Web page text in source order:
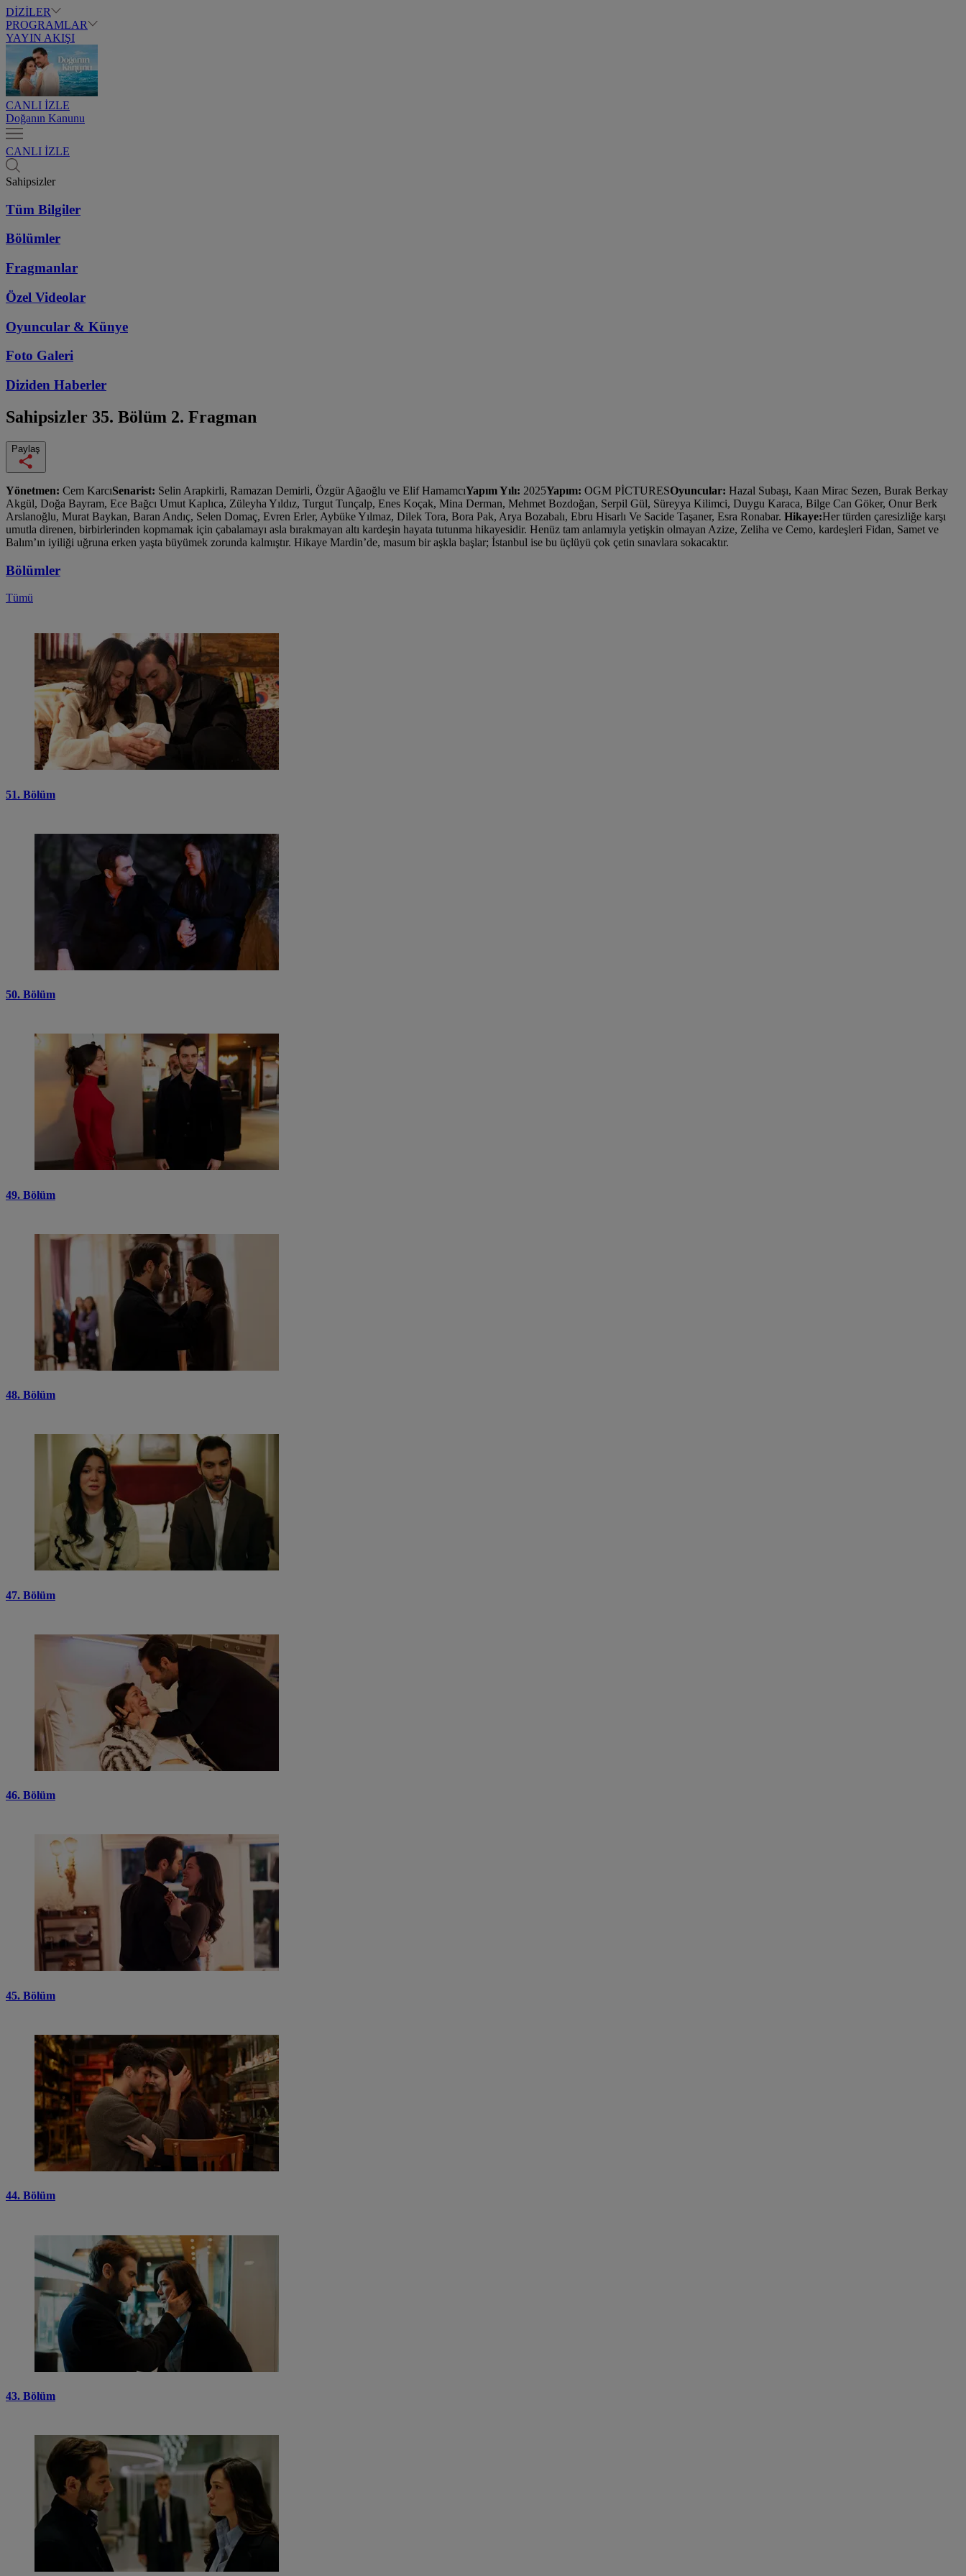
DİZİLER
PROGRAMLAR
YAYIN AKIŞI
CANLI İZLE
Doğanın Kanunu
CANLI İZLE
Sahipsizler
Tüm Bilgiler
Bölümler
Fragmanlar
Özel Videolar
Oyuncular & Künye
Foto Galeri
Diziden Haberler
Sahipsizler 35. Bölüm 2. Fragman
Paylaş
Yönetmen: Cem KarcıSenarist: Selin Arapkirli, Ramazan Demirli, Özgür Ağaoğlu ve Elif HamamcıYapım Yılı: 2025Yapım: OGM PİCTURESOyuncular: Hazal Subaşı, Kaan Mirac Sezen, Burak Berkay
Akgül, Doğa Bayram, Ece Bağcı Umut Kaplıca, Züleyha Yıldız, Turgut Tunçalp, Enes Koçak, Mina Derman, Mehmet Bozdoğan, Serpil Gül, Süreyya Kilimci, Duygu Karaca, Bilge Can Göker, Onur Berk
Arslanoğlu, Murat Baykan, Baran Andıç, Selen Domaç, Evren Erler, Aybüke Yılmaz, Dilek Tora, Bora Pak, Arya Bozabalı, Ebru Hisarlı Ve Sacide Taşaner, Esra Ronabar. Hikaye:Her türden çaresizliğe karşı
umutla direnen, birbirlerinden kopmamak için çabalamayı asla bırakmayan altı kardeşin hayata tutunma hikayesidir. Henüz tam anlamıyla yetişkin olmayan Azize, Zeliha ve Cemo, kardeşleri Fidan, Samet ve
Balım’ın iyiliği uğruna erken yaşta büyümek zorunda kalmıştır. Hikaye Mardin’de, masum bir aşkla başlar; İstanbul ise bu üçlüyü çok çetin sınavlara sokacaktır.
Bölümler
Tümü
51. Bölüm
50. Bölüm
49. Bölüm
48. Bölüm
47. Bölüm
46. Bölüm
45. Bölüm
44. Bölüm
43. Bölüm